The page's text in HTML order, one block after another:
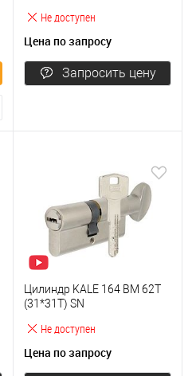
Не доступен
Цена по запросу
Запросить цену
Не доступен
Цилиндр KALE 164 BM 62T
(31*31T) SN
Цена по запросу